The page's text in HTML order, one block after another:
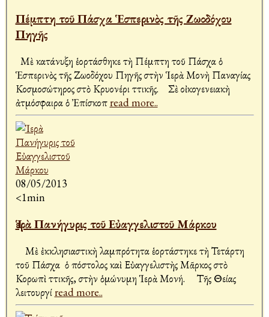
Πέμπτη τοῦ Πάσχα Ἑσπερινὸς τῆς Ζωοδόχου
Πηγῆς
Μὲ κατάνυξη ἑορτάσθηκε τὴ Πέμπτη τοῦ Πάσχα ὁ
Ἑσπερινὸς τῆς Ζωοδόχου Πηγῆς στὴν Ἱερὰ Μονὴ Παναγίας
Κοσμοσώτηρος στὸ Κρυονέρι Ἀττικῆς. Σὲ οἰκογενειακὴ
ἀτμόσφαιρα ὁ Ἐπίσκοπread more..
08/05/2013
<1min
Ἱερὰ Πανήγυρις τοῦ Εὐαγγελιστοῦ Μάρκου
Μὲ ἐκκλησιαστικὴ λαμπρότητα ἑορτάστηκε τὴ Τετάρτη
τοῦ Πάσχα ὁ Ἀπόστολος καὶ Εὐαγγελιστὴς Μᾶρκος στὸ
Κορωπὶ Ἀττικῆς, στὴν ὁμώνυμη Ἱερὰ Μονή. Τῆς Θείας
λειτουργίread more..